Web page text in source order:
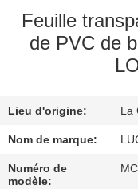
PROPOS
DE
VISITE
DE
L'USINE
Feuille
de PVC de
Lieu d'origine: La
Nom de marque:
Numéro de
modèle: